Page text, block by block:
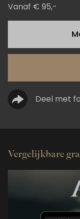
Vanaf € 95,-
Deel met
Vergelijkbare